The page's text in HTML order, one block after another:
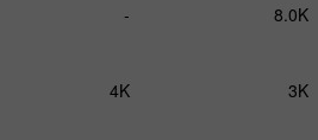
- 8.0K
4K 3K